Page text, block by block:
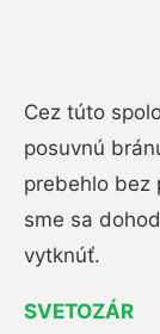
Cez túto
posuvnú
prebehlo bez
sme sa
vytknúť.
SVETOZÁR